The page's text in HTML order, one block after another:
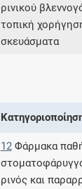
ρινικού
τοπική
σκευάσματα
12Φάρμακα
ρινός και